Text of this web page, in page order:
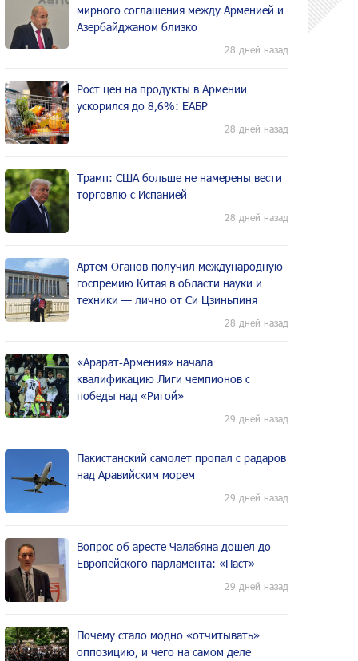
мирного соглашения между Арменией и
Азербайджаном близко
28 дней назад
Рост цен на продукты в Армении
ускорился до 8,6%: ЕАБР
28 дней назад
Трамп: США больше не намерены вести
торговлю с Испанией
28 дней назад
Артем Оганов получил международную
госпремию Китая в области науки и
техники — лично от Си Цзиньпиня
28 дней назад
«Арарат‑Армения» начала
квалификацию Лиги чемпионов с
победы над «Ригой»
29 дней назад
Пакистанский самолет пропал с радаров
над Аравийским морем
29 дней назад
Вопрос об аресте Чалабяна дошел до
Европейского парламента: «Паст»
29 дней назад
Почему стало модно «отчитывать»
оппозицию, и чего на самом деле